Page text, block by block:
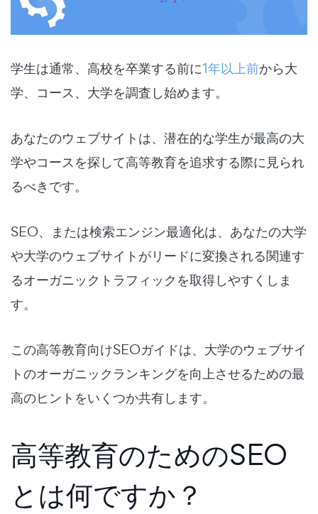
学生は通常、高校を卒業する前に1年以上前から大
学、コース、大学を調査し始めます。
あなたのウェブサイトは、潜在的な学生が最高の大
学やコースを探して高等教育を追求する際に見られ
るべきです。
SEO、または検索エンジン最適化は、あなたの大学
や大学のウェブサイトがリードに変換される関連す
るオーガニックトラフィックを取得しやすくしま
す。
この高等教育向けSEOガイドは、大学のウェブサイ
トのオーガニックランキングを向上させるための最
高のヒントをいくつか共有します。
高等教育のためのSEO
とは何ですか？